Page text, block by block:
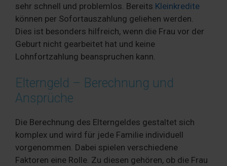
sehr schnell und problemlos. Bereits Kleinkredite
können per Sofortauszahlung geliehen werden.
Dies ist besonders hilfreich, wenn die Frau vor der
Geburt nicht gearbeitet hat und keine
Lohnfortzahlung beanspruchen kann.
Elterngeld – Berechnung und
Ansprüche
Die Berechnung des Elterngeldes gestaltet sich
komplex und wird für jede Familie individuell
vorgenommen. Dabei spielen verschiedene
Faktoren eine Rolle. Zu diesen gehören, ob die Frau